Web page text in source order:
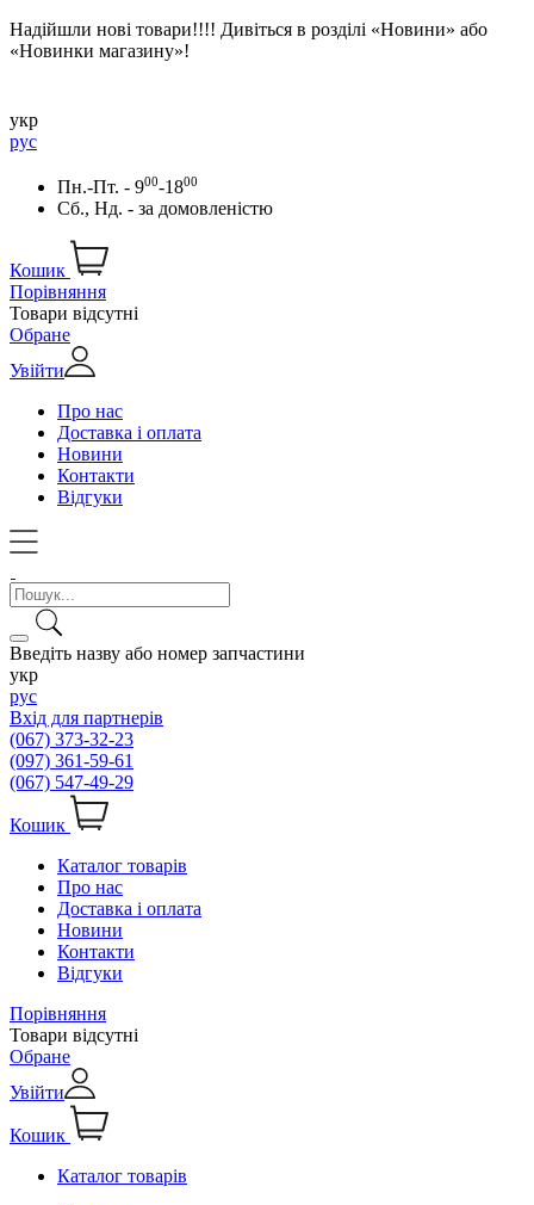
Надійшли нові товари!!!! Дивіться в розділі «Новини» або
«Новинки магазину»!
укр
рус
Пн.-Пт. - 900-1800
Сб., Нд. - за домовленістю
Кошик
Порівняння
Товари відсутні
Обране
Увійти
Про нас
Доставка і оплата
Новини
Контакти
Відгуки
Введіть назву або номер запчастини
укр
рус
Вхід для партнерів
(067) 373-32-23
(097) 361-59-61
(067) 547-49-29
Кошик
Каталог товарів
Про нас
Доставка і оплата
Новини
Контакти
Відгуки
Порівняння
Товари відсутні
Обране
Увійти
Кошик
Каталог товарів